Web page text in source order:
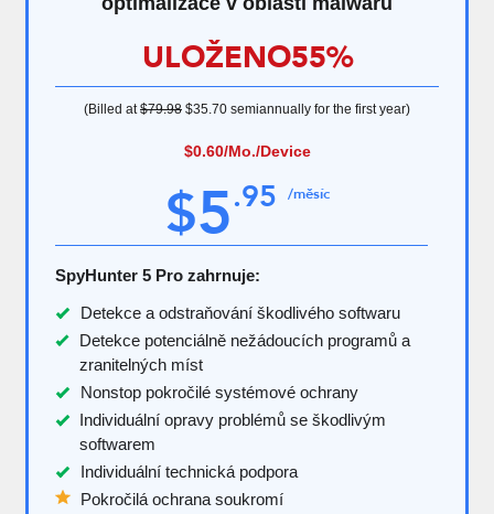
$5.95 /měsíc
SpyHunter 5 Pro zahrnuje:
Detekce a odstraňování škodlivého softwaru
Detekce potenciálně nežádoucích programů a
zranitelných míst
Nonstop pokročilé systémové ochrany
Individuální opravy problémů se škodlivým
softwarem
Individuální technická podpora
Pokročilá ochrana soukromí
ULOŽENO55%
(Billed at$79.98 $35.70 semiannually for the first year)
$0.60/Mo./Device